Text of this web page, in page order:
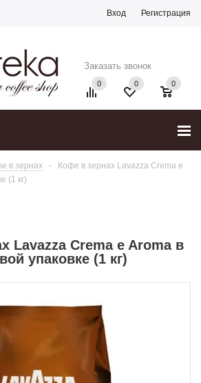
Вход Регистрация
Заказать звонок
0 0
0
в зернах -
Кофе в зернах Lavazza Crema e
(1 кг)
Lavazza Crema e Aroma в
упаковке (1 кг)